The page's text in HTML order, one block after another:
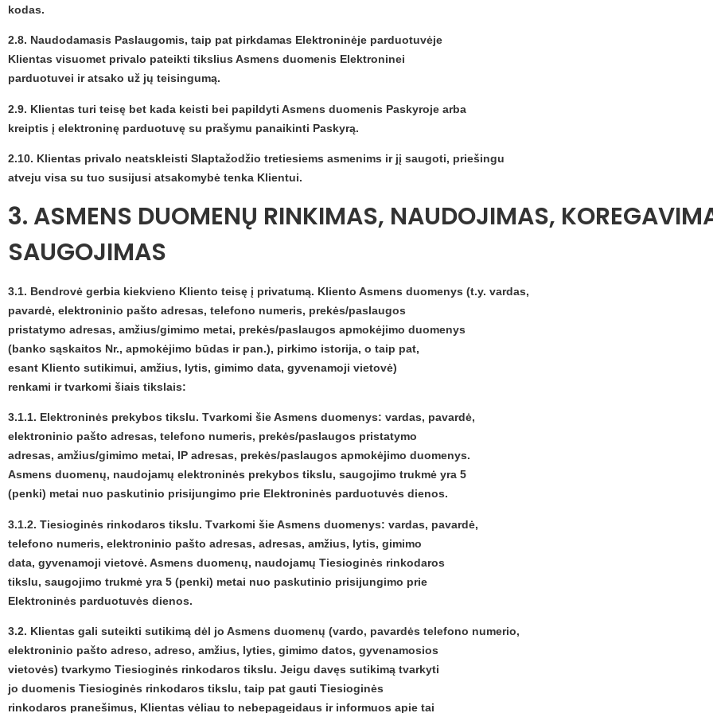
kodas.
2.8. Naudodamasis Paslaugomis, taip pat pirkdamas Elektroninėje parduotuvėje
Klientas visuomet privalo pateikti tikslius Asmens duomenis Elektroninei
parduotuvei ir atsako už jų teisingumą.
2.9. Klientas turi teisę bet kada keisti bei papildyti Asmens duomenis Paskyroje arba
kreiptis į elektroninę parduotuvę su prašymu panaikinti Paskyrą.
2.10. Klientas privalo neatskleisti Slaptažodžio tretiesiems asmenims ir jį saugoti, priešingu
atveju visa su tuo susijusi atsakomybė tenka Klientui.
3. ASMENS DUOMENŲ RINKIMAS, NAUDOJIMAS,
SAUGOJIMAS
3.1. Bendrovė gerbia kiekvieno Kliento teisę į privatumą. Kliento Asmens duomenys (t.y. vardas,
pavardė, elektroninio pašto adresas, telefono numeris, prekės/paslaugos
pristatymo adresas, amžius/gimimo metai, prekės/paslaugos apmokėjimo duomenys
(banko sąskaitos Nr., apmokėjimo būdas ir pan.), pirkimo istorija, o taip pat,
esant Kliento sutikimui, amžius, lytis, gimimo data, gyvenamoji vietovė)
renkami ir tvarkomi šiais tikslais:
3.1.1. Elektroninės prekybos tikslu. Tvarkomi šie Asmens duomenys: vardas, pavardė,
elektroninio pašto adresas, telefono numeris, prekės/paslaugos pristatymo
adresas, amžius/gimimo metai, IP adresas, prekės/paslaugos apmokėjimo duomenys.
Asmens duomenų, naudojamų elektroninės prekybos tikslu, saugojimo trukmė yra 5
(penki) metai nuo paskutinio prisijungimo prie Elektroninės parduotuvės dienos.
3.1.2. Tiesioginės rinkodaros tikslu. Tvarkomi šie Asmens duomenys: vardas, pavardė,
telefono numeris, elektroninio pašto adresas, adresas, amžius, lytis, gimimo
data, gyvenamoji vietovė. Asmens duomenų, naudojamų Tiesioginės rinkodaros
tikslu, saugojimo trukmė yra 5 (penki) metai nuo paskutinio prisijungimo prie
Elektroninės parduotuvės dienos.
3.2. Klientas gali suteikti sutikimą dėl jo Asmens duomenų (vardo, pavardės telefono numerio,
elektroninio pašto adreso, adreso, amžius, lyties, gimimo datos, gyvenamosios
vietovės) tvarkymo Tiesioginės rinkodaros tikslu. Jeigu davęs sutikimą tvarkyti
jo duomenis Tiesioginės rinkodaros tikslu, taip pat gauti Tiesioginės
rinkodaros pranešimus, Klientas vėliau to nebepageidaus ir informuos apie tai